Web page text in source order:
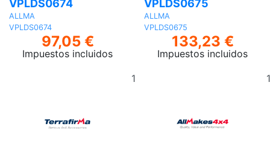
VPLDS0674
ALLMA
VPLDS0674
97,05 €
Impuestos incluidos
VPLDS0675
ALLMA
VPLDS0675
133,23 €
Impuestos incluidos